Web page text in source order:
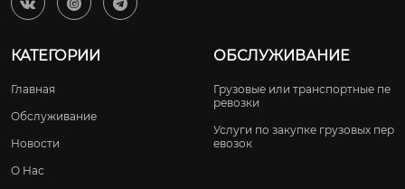
  
КАТЕГОРИИ
Главная
Обслуживание
Новости
О Нас
ОБСЛУЖИВАНИЕ
Грузовые или транспортные пе
ревозки
Услуги по закупке грузовых пер
евозок